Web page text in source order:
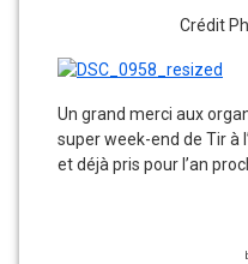
Crédit
Un grand merci aux
super week-end de Tir à
et déjà pris pour l’an